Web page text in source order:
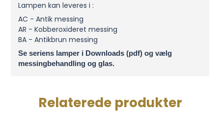
Lampen kan leveres i :
AC - Antik messing
AR - Kobberoxideret messing
BA - Antikbrun messing
Se seriens lamper i Downloads (pdf) og vælg
messingbehandling og glas.
Relaterede produkter